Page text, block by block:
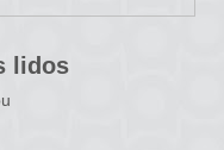
lidos